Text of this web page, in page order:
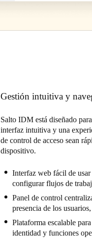
Gestión intuitiva y
Salto IDM está diseñado
interfaz intuitiva y una
de control de acceso sean
dispositivo.
Interfaz web fácil de usar
configurar flujos de
Panel de control
presencia de los
Plataforma escalable
identidad y funciones